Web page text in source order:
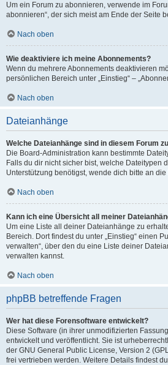
Um ein Forum zu abonnieren, verwende im
abonnieren“, der sich meist am Ende der Seite
Nach oben
Wie deaktiviere ich meine Abonnements?
Wenn du mehrere Abonnements deaktivieren
persönlichen Bereich unter „Einstieg“ –
Nach oben
Dateianhänge
Welche Dateianhänge sind in diesem Forum
Die Board-Administration kann bestimmte
Falls du dir nicht sicher bist, welche Dateitypen
Unterstützung benötigst, wende dich bitte an
Nach oben
Kann ich eine Übersicht all meiner
Um eine Liste all deiner Dateianhänge zu
Bereich. Dort findest du unter „Einstieg“ einen
verwalten“, über den du eine Liste deiner
verwalten kannst.
Nach oben
phpBB betreffende Fragen
Wer hat diese Forensoftware entwickelt?
Diese Software (in ihrer unmodifizierten
entwickelt und veröffentlicht. Sie ist
der GNU General Public License, Version 2
frei vertrieben werden. Weitere Details findest du